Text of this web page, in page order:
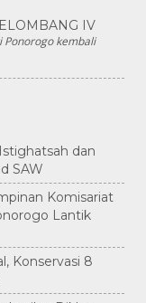
IV
Ponorogo kembali
dan
SAW
Komisariat
Lantik
Konservasi 8